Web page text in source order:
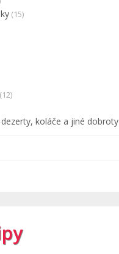
(15)
koláče a jiné dobroty